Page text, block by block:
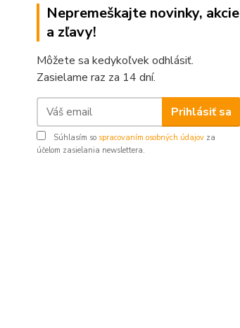
Nepremeškajte novinky, akcie
a zľavy!
Môžete sa kedykoľvek odhlásiť.
Zasielame raz za 14 dní.
Prihlásiť sa
Súhlasím so spracovaním osobných údajov za
účelom zasielania newslettera.